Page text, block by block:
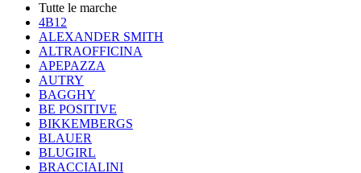
Tutte le marche
4B12
ALEXANDER SMITH
ALTRAOFFICINA
APEPAZZA
AUTRY
BAGGHY
BE POSITIVE
BIKKEMBERGS
BLAUER
BLUGIRL
BRACCIALINI